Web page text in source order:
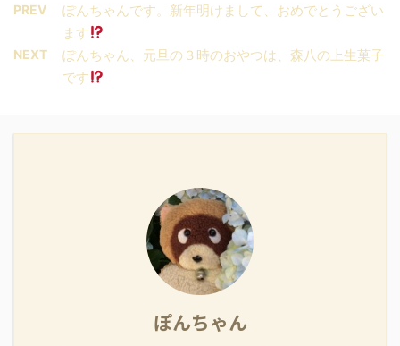
PREV
ぽんちゃんです。新年明けまして、おめでとうござい
ます
NEXT
ぽんちゃん、元旦の３時のおやつは、森八の上生菓子
です
ぽんちゃん